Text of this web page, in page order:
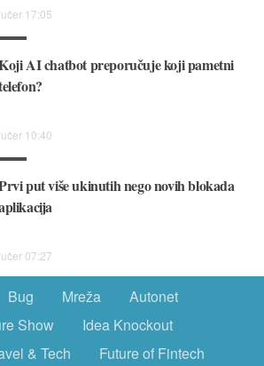
jučer 17:05
AI chatbot preporučuje koji pametni
jučer 10:40
put više ukinutih nego novih blokada
jučer 07:27
Bug Mreža
Autonet
Show
Idea Knockout
& Tech
Future of Fintech